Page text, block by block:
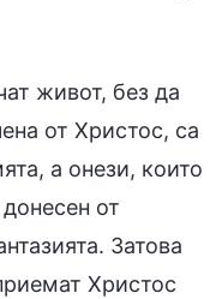
живот, без да
от Христос, са
а онези, които
от
Затова
Христос